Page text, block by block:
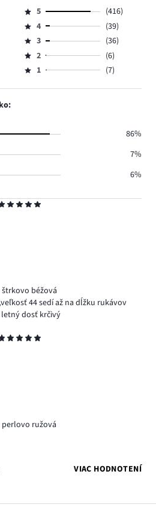
štrkovo béžová
44 sedí až na dĺžku rukávov
dosť krčivý
perlovo ružová
VIAC HODNOTENÍ
Hodnotenie
5,
počet
hlasov
416.
5
(416)
Hodnotenie
4,
počet
hlasov
4
(39)
Hodnotenie
3,
počet
3
(36)
Hodnotenie
2,
2
(6)
Hodnotenie
1,
1 (7)
86%
7%
6%